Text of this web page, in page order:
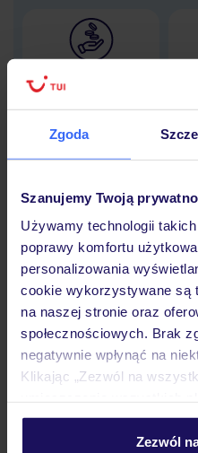
Zgoda
Szanujemy Twoją
Używamy technologii
poprawy komfortu
personalizowania
cookie wykorzystywane są
na naszej stronie oraz
społecznościowych. Brak
negatywnie wpłynąć na
Klikając „Zezwól na
personalizować swój wybór
Zezwól
Hotel
Opinie
Pokoje